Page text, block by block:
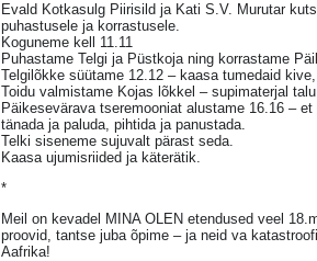
Evald Kotkasulg Piirisild ja Kati S.V. Murutar
puhastusele ja korrastusele.
Koguneme kell 11.11
Puhastame Telgi ja Püstkoja ning korrastame
Telgilõkke süütame 12.12 – kaasa tumedaid
Toidu valmistame Kojas lõkkel – supimaterjal
Päikesevärava tseremooniat alustame 16.16 –
tänada ja paluda, pihtida ja panustada.
Telki siseneme sujuvalt pärast seda.
Kaasa ujumisriided ja käterätik.
*
Meil on kevadel MINA OLEN etendused veel
proovid, tantse juba õpime – ja neid va
Aafrika!